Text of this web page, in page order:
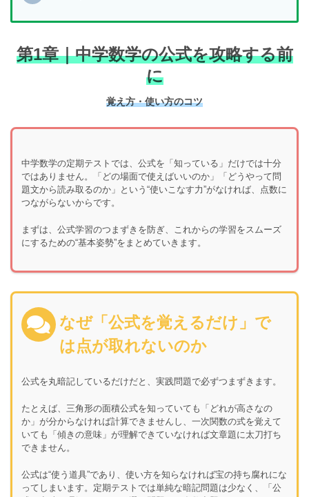
第1章｜中学数学の公式を攻略する前
に
覚え方・使い方のコツ
中学数学の定期テストでは、公式を「知っている」だけでは十分
ではありません。「どの場面で使えばいいのか」「どうやって問
題文から読み取るのか」という“使いこなす力”がなければ、点数に
つながらないからです。
まずは、公式学習のつまずきを防ぎ、これからの学習をスムーズ
にするための“基本姿勢”をまとめていきます。
なぜ「公式を覚えるだけ」で
は点が取れないのか
公式を丸暗記しているだけだと、実践問題で必ずつまずきます。
たとえば、三角形の面積公式を知っていても「どれが高さなの
か」が分からなければ計算できませんし、一次関数の式を覚えて
いても「傾きの意味」が理解できていなければ文章題に太刀打ち
できません。
公式は“使う道具”であり、使い方を知らなければ宝の持ち腐れにな
ってしまいます。定期テストでは単純な暗記問題は少なく、「公